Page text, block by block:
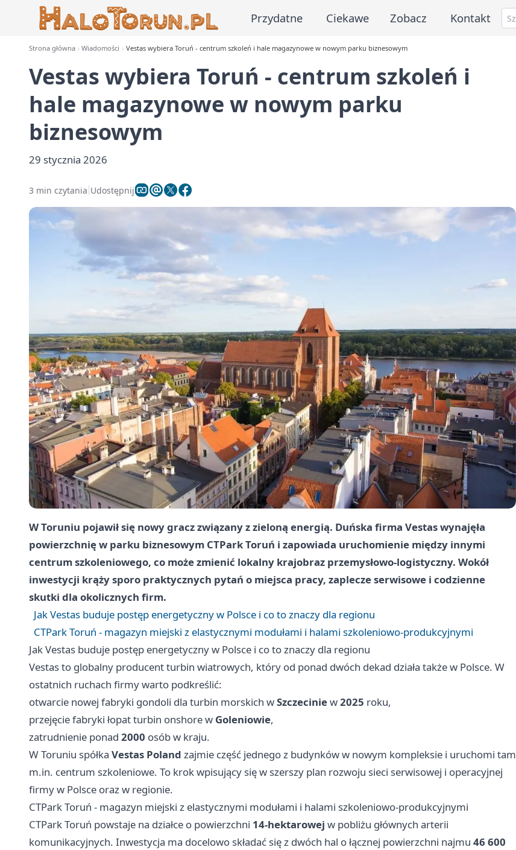
Przydatne Ciekawe Zobacz Kontakt
Strona główna Wiadomości Vestas wybiera Toruń - centrum szkoleń i hale magazynowe w nowym parku biznesowym
Vestas wybiera Toruń - centrum szkoleń i
hale magazynowe w nowym parku
biznesowym
29 stycznia 2026
3 min czytania Udostępnij
W Toruniu pojawił się nowy gracz związany z zieloną energią. Duńska firma Vestas wynajęła
powierzchnię w parku biznesowym CTPark Toruń i zapowiada uruchomienie między innymi
centrum szkoleniowego, co może zmienić lokalny krajobraz przemysłowo-logistyczny. Wokół
inwestycji krąży sporo praktycznych pytań o miejsca pracy, zaplecze serwisowe i codzienne
skutki dla okolicznych firm.
Jak Vestas buduje postęp energetyczny w Polsce i co to znaczy dla regionu
CTPark Toruń - magazyn miejski z elastycznymi modułami i halami szkoleniowo-produkcyjnymi
Jak Vestas buduje postęp energetyczny w Polsce i co to znaczy dla regionu
Vestas to globalny producent turbin wiatrowych, który od ponad dwóch dekad działa także w Polsce. W
ostatnich ruchach firmy warto podkreślić:
otwarcie nowej fabryki gondoli dla turbin morskich wSzczeciniew2025 roku,
przejęcie fabryki łopat turbin onshore w Goleniowie,
zatrudnienie ponad 2000 osób w kraju.
W Toruniu spółka Vestas Poland zajmie część jednego z budynków w nowym kompleksie i uruchomi tam
m.in. centrum szkoleniowe. To krok wpisujący się w szerszy plan rozwoju sieci serwisowej i operacyjnej
firmy w Polsce oraz w regionie.
CTPark Toruń - magazyn miejski z elastycznymi modułami i halami szkoleniowo-produkcyjnymi
CTPark Toruń powstaje na działce o powierzchni 14-hektarowej w pobliżu głównych arterii
komunikacyjnych. Inwestycja ma docelowo składać się z dwóch hal o łącznej powierzchni najmu 46 600